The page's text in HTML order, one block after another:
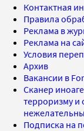
Контактная
Правила
Реклама в
Реклама на
Условия
Архив
Вакансии в
Сканер
терроризму и
Подписка на